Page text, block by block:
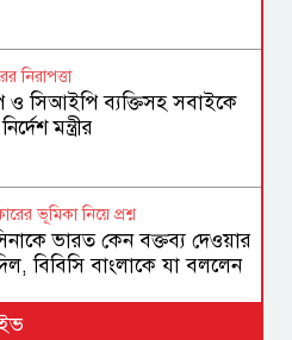
নিরাপত্তা
ও সিআইপি ব্যক্তিসহ সবাইকে
মন্ত্রীর
ভূমিকা নিয়ে প্রশ্ন
ভারত কেন বক্তব্য দেওয়ার
বিবিসি বাংলাকে যা বললেন